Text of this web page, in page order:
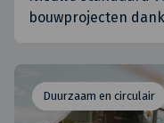
bouwprojecten
Duurzaam en circulair